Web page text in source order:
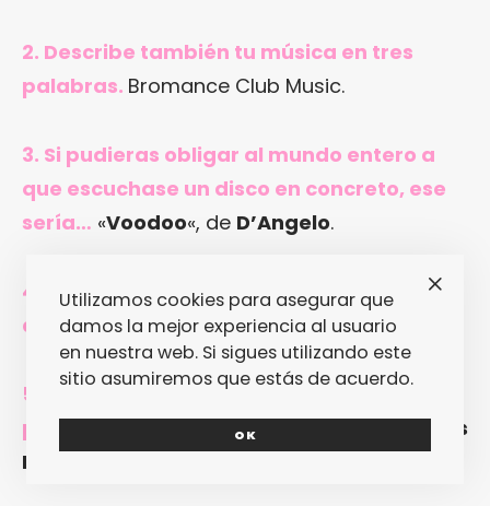
2. Describe también tu música en tres
palabras. Bromance Club Music.
3. Si pudieras obligar al mundo entero a
que escuchase un disco en concreto, ese
sería… «Voodoo«, de D’Angelo.
4. ¿Último disco que compraste y que,
además, te emocionó?«Future«, dePluto
5. ¿El disco que esperas con más ganas
para los próximos meses?«Plush (Remixes
By Ame & Jacques Lu Cont)
Utilizamos cookies para asegurar que
damos la mejor experiencia al usuario
en nuestra web. Si sigues utilizando este
sitio asumiremos que estás de acuerdo.
OK